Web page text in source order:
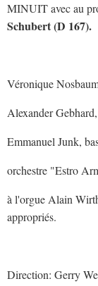
MINUIT avec au
Schubert (D 167).
Véronique
Alexander
Emmanuel Junk,
orchestre "Estro
à l'orgue Alain
appropriés.
Direction: Gerry